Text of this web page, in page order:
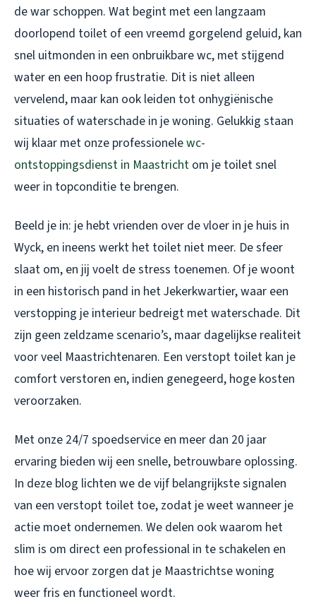
de war schoppen. Wat begint met een langzaam
doorlopend toilet of een vreemd gorgelend geluid, kan
snel uitmonden in een onbruikbare wc, met stijgend
water en een hoop frustratie. Dit is niet alleen
vervelend, maar kan ook leiden tot onhygiënische
situaties of waterschade in je woning. Gelukkig staan
wij klaar met onze professionelewc-
ontstoppingsdienst in Maastricht om je toilet snel
weer in topconditie te brengen.
Beeld je in: je hebt vrienden over de vloer in je huis in
Wyck, en ineens werkt het toilet niet meer. De sfeer
slaat om, en jij voelt de stress toenemen. Of je woont
in een historisch pand in het Jekerkwartier, waar een
verstopping je interieur bedreigt met waterschade. Dit
zijn geen zeldzame scenario’s, maar dagelijkse realiteit
voor veel Maastrichtenaren. Een verstopt toilet kan je
comfort verstoren en, indien genegeerd, hoge kosten
veroorzaken.
Met onze 24/7 spoedservice en meer dan 20 jaar
ervaring bieden wij een snelle, betrouwbare oplossing.
In deze blog lichten we de vijf belangrijkste signalen
van een verstopt toilet toe, zodat je weet wanneer je
actie moet ondernemen. We delen ook waarom het
slim is om direct een professional in te schakelen en
hoe wij ervoor zorgen dat je Maastrichtse woning
weer fris en functioneel wordt.